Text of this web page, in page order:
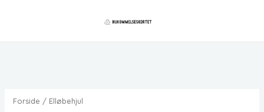
Forside / Elløbehjul